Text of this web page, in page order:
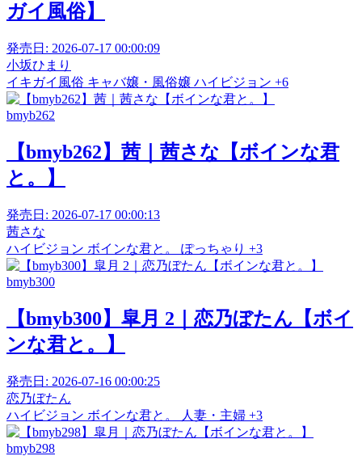
ガイ風俗】
発売日: 2026-07-17 00:00:09
小坂ひまり
イキガイ風俗 キャバ嬢・風俗嬢 ハイビジョン +6
bmyb262
【bmyb262】茜｜茜さな【ボインな君
と。】
発売日: 2026-07-17 00:00:13
茜さな
ハイビジョン ボインな君と。 ぽっちゃり +3
bmyb300
【bmyb300】皐月 2｜恋乃ぼたん【ボイ
ンな君と。】
発売日: 2026-07-16 00:00:25
恋乃ぼたん
ハイビジョン ボインな君と。 人妻・主婦 +3
bmyb298